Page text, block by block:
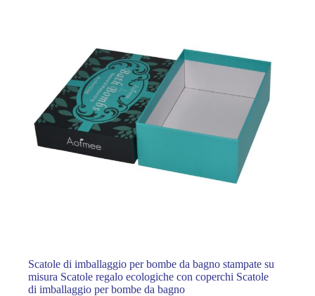
Scatole di imballaggio per bombe da bagno stampate su
misura Scatole regalo ecologiche con coperchi Scatole
di imballaggio per bombe da bagno